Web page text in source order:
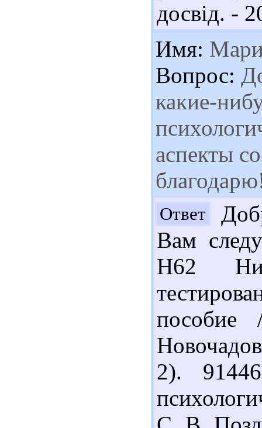
досвід. -
Имя:
Вопрос:
какие-
аспекты
Ответ
Вам
Н62
2).